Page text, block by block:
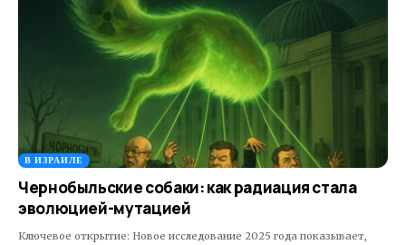
В ИЗРАИЛЕ
Чернобыльские собаки: как радиация стала
эволюцией-мутацией
Ключевое открытие: Новое исследование 2025 года показывает,